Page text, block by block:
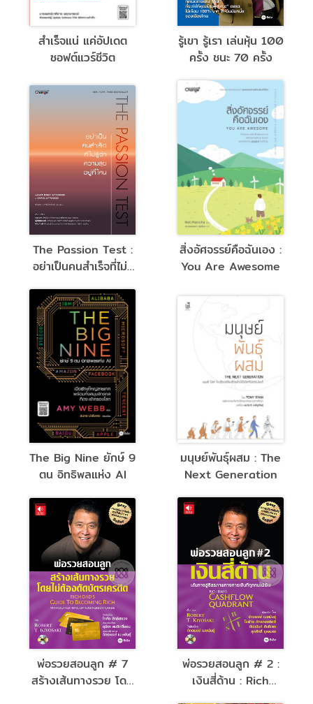
สำเร็จแน่ แค่อัปเดต
ซอฟต์แวร์ชีวิต
รู้เขา รู้เรา เล่นหุ้น 100
ครั้ง ชนะ 70 ครั้ง
The Passion Test :
อย่าเป็นคนสำเร็จที่ไม่รู้
สิ่งอัศจรรย์คือฉันเอง :
You Are Awesome
The Big Nine ยักษ์ 9
ตน อิทธิพลแห่ง AI
มนุษย์พันธุ์ผสม : The
Next Generation
พ่อรวยสอนลูก # 7
สร้างเส้นทางรวย โดย
พ่อรวยสอนลูก # 2 :
เงินสี่ด้าน : Rich